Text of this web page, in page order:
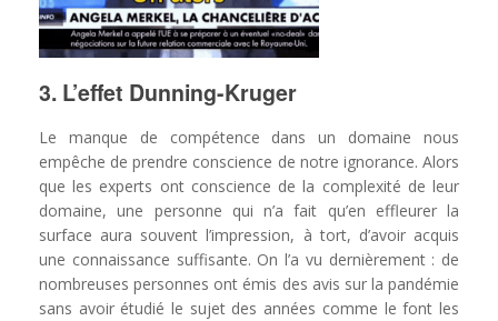
3. L’effet Dunning-Kruger
Le manque de compétence dans un domaine nous
empêche de prendre conscience de notre ignorance. Alors
que les experts ont conscience de la complexité de leur
domaine, une personne qui n’a fait qu’en effleurer la
surface aura souvent l’impression, à tort, d’avoir acquis
une connaissance suffisante. On l’a vu dernièrement : de
nombreuses personnes ont émis des avis sur la pandémie
sans avoir étudié le sujet des années comme le font les